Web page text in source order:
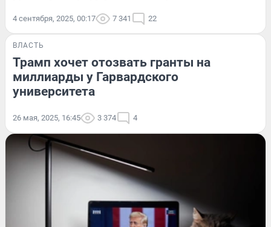
4 сентября, 2025, 00:17 7 341 22
ВЛАСТЬ
Трамп хочет отозвать гранты на
миллиарды у Гарвардского
университета
26 мая, 2025, 16:45 3 374 4